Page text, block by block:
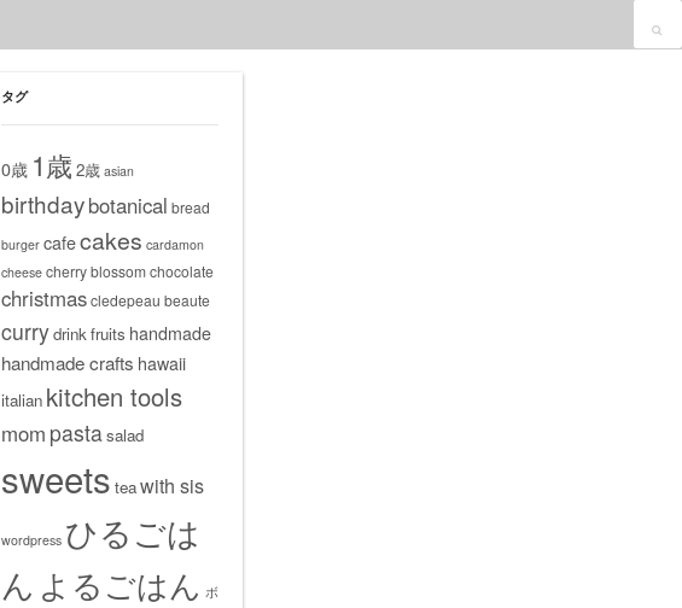
タグ
0歳 1歳 2歳 asian
birthdaybotanical bread
burger cafecakes cardamon
cheese cherry blossomchocolate
christmascledepeau beaute
currydrinkfruits handmade
handmade crafts hawaii
italian kitchen tools
mom pastasalad
sweets teawith sis
wordpress ひるごは
ん よるごはん ボ